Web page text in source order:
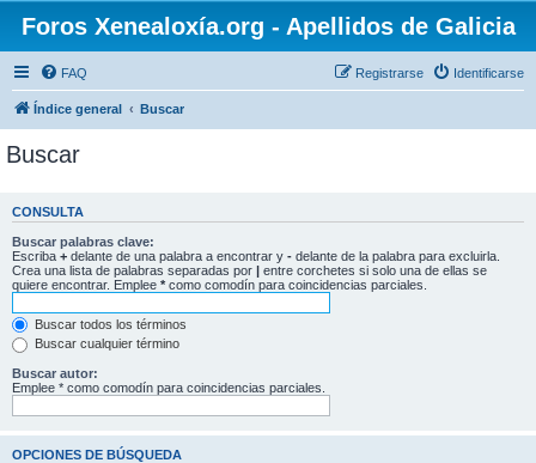
Foros Xenealoxía.org - Apellidos de Galicia
FAQ Identificarse
Registrarse
Índice general Buscar
Buscar
CONSULTA
Buscar palabras clave:
Escriba + delante de una palabra a encontrar y - delante de la palabra para excluirla.
Crea una lista de palabras separadas por | entre corchetes si solo una de ellas se
quiere encontrar. Emplee * como comodín para coincidencias parciales.
Buscar todos los términos
Buscar cualquier término
Buscar autor:
Emplee * como comodín para coincidencias parciales.
OPCIONES DE BÚSQUEDA